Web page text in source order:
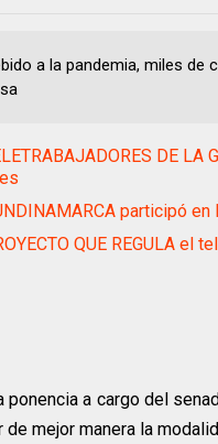
a la pandemia, miles de
DE
participó
QUE REGULA el
a cargo del
mejor manera la